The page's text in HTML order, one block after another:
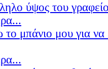
ύψος του
μπάνιο μου για να